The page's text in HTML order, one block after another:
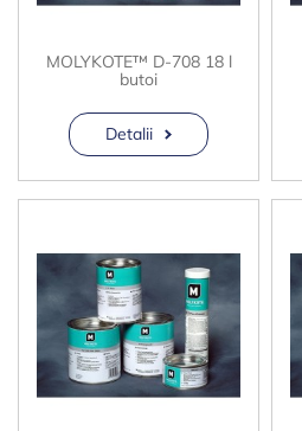
MOLYKOTE™ D-708 18 l
butoi
Detalii